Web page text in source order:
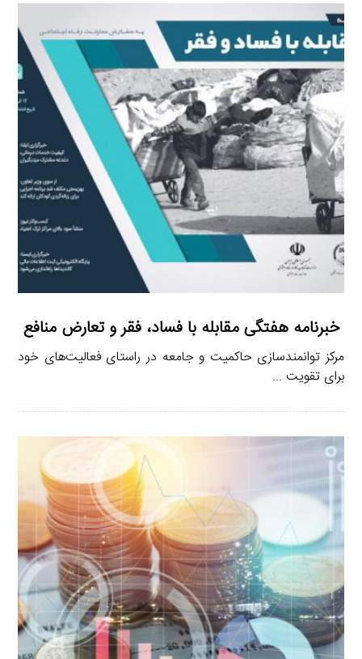
خبرنامه هفتگی مقابله با فساد، فقر و تعارض منافع
مرکز توانمندسازی حاکمیت و جامعه در راستای فعالیت‌های خود
برای تقویت ...